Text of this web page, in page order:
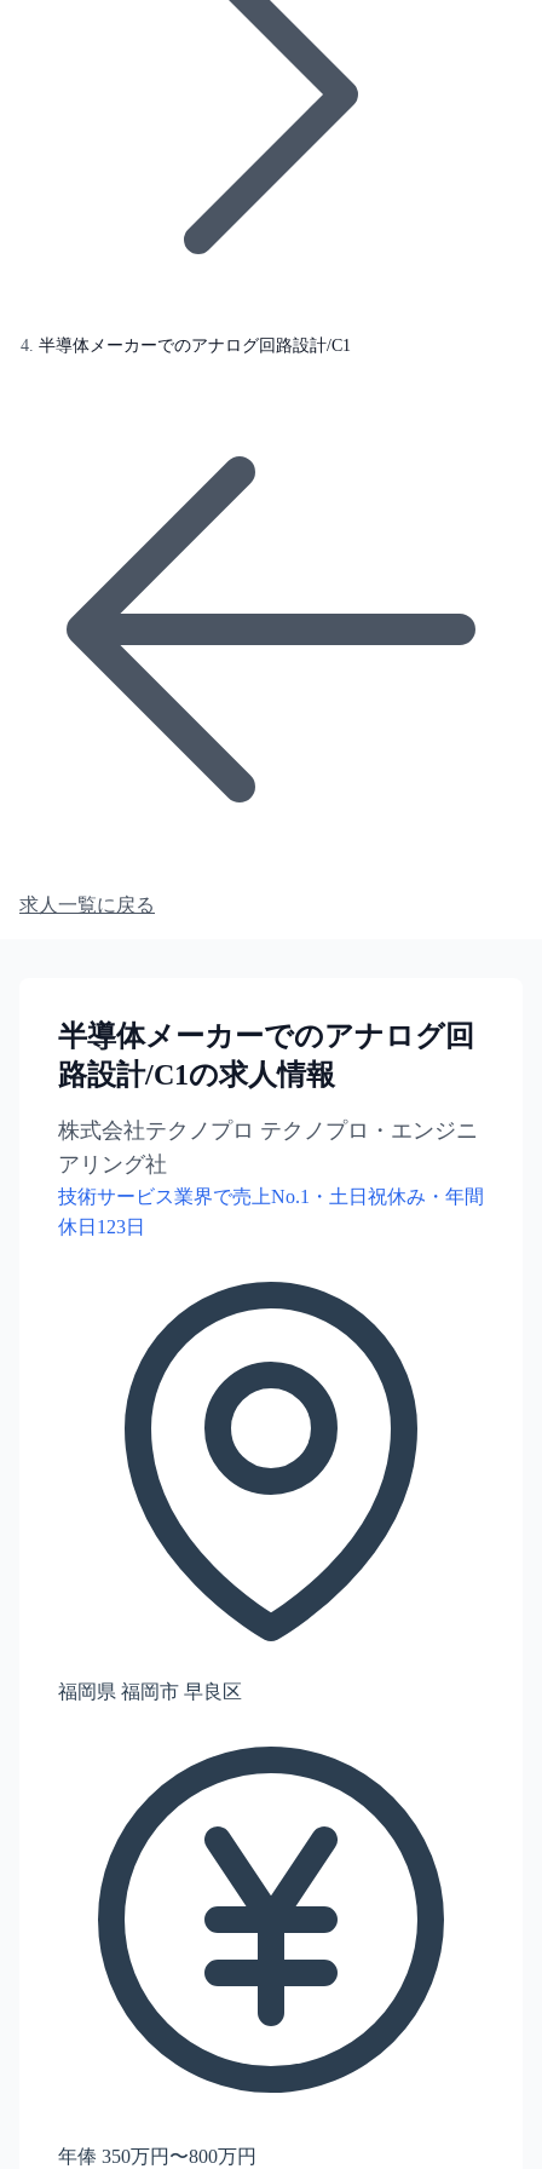
半導体メーカーでのアナログ回路設計/C1
求人一覧に戻る
半導体メーカーでのアナログ回
路設計/C1の求人情報
株式会社テクノプロ テクノプロ・エンジニ
アリング社
技術サービス業界で売上No.1・土日祝休み・年間
休日123日
福岡県 福岡市 早良区
年俸 350万円〜800万円